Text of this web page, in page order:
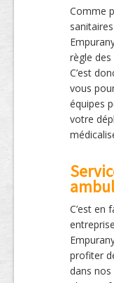
Comme
règle des
C’est
vous
équipes
votre
C’est en
profiter
dans nos